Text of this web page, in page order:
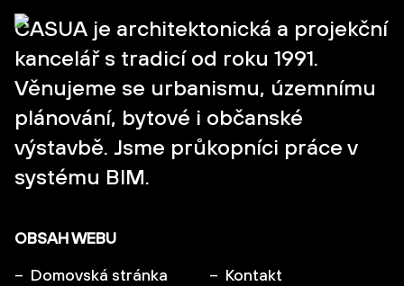
CASUA je architektonická a projekční
kancelář s tradicí od roku 1991.
Věnujeme se urbanismu, územnímu
plánování, bytové i občanské
výstavbě. Jsme průkopníci práce v
systému BIM.
OBSAH WEBU
Domovská stránka
Kontakt